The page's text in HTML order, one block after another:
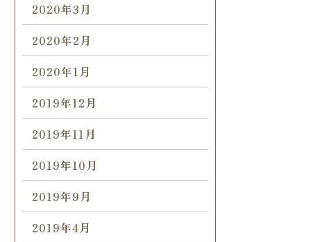
2020年3月
2020年2月
2020年1月
2019年12月
2019年11月
2019年10月
2019年9月
2019年4月